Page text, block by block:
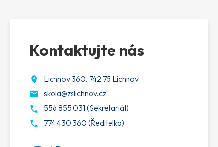
Kontaktujte nás
Lichnov 360, 742 75 Lichnov
skola@zslichnov.cz
556 855 031 (Sekretariát)
774 430 360 (Ředitelka)